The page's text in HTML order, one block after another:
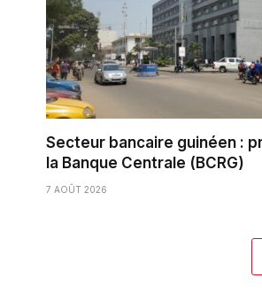
Secteur bancaire guinéen :
la Banque Centrale (BCRG)
7 AOÛT 2026